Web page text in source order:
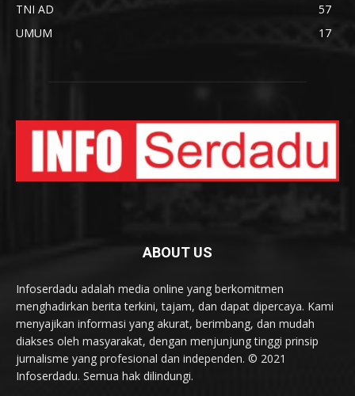
TNI AD
57
UMUM
17
ABOUT US
Infoserdadu adalah media online yang berkomitmen
menghadirkan berita terkini, tajam, dan dapat dipercaya. Kami
menyajikan informasi yang akurat, berimbang, dan mudah
diakses oleh masyarakat, dengan menjunjung tinggi prinsip
jurnalisme yang profesional dan independen. © 2021
Infoserdadu. Semua hak dilindungi.